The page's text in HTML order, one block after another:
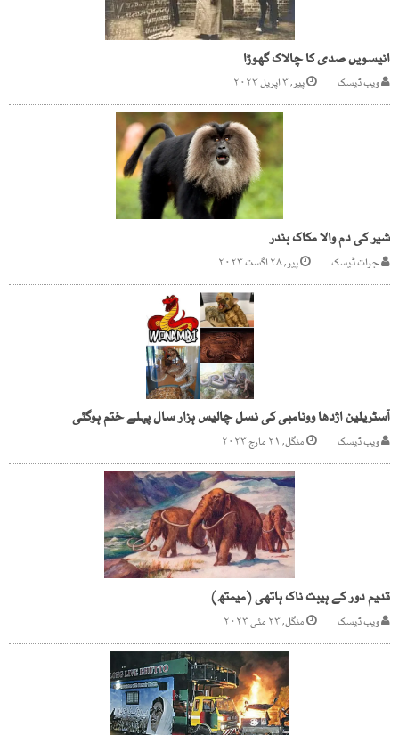
انیسویں صدی کا چالاک گھوڑا
ویب ڈیسک پیر, ۳ اپریل ۲۰۲۳
شیر کی دم والا مکاک بندر
جرات ڈیسک پیر, ۲۸ اگست ۲۰۲۳
آسٹریلین اژدھا وونامبی کی نسل چالیس ہزار سال پہلے ختم ہوگئی
ویب ڈیسک منگل, ۲۱ مارچ ۲۰۲۳
قدیم دور کے ہیبت ناک ہاتھی (میمتھ)
ویب ڈیسک منگل, ۲۳ مئی ۲۰۲۳